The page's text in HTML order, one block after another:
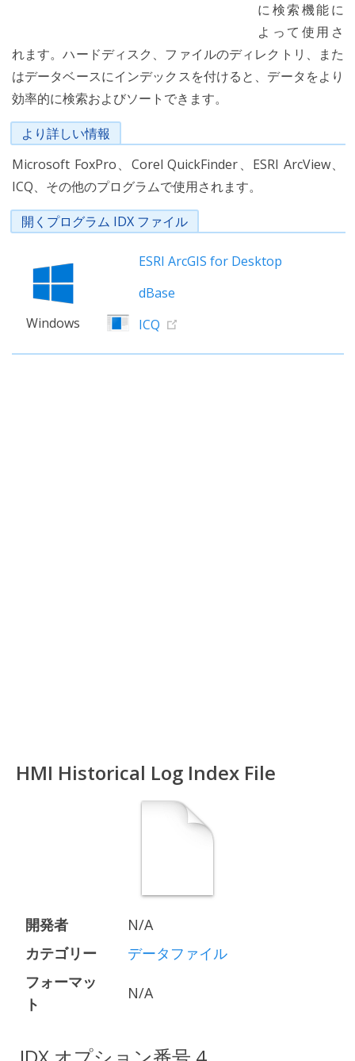
に検索機能に
よって使用さ
れます。ハードディスク、ファイルのディレクトリ、また
はデータベースにインデックスを付けると、データをより
効率的に検索およびソートできます。
より詳しい情報
Microsoft FoxPro、Corel QuickFinder、ESRI ArcView、
ICQ、その他のプログラムで使用されます。
開くプログラム IDX ファイル
Windows
ESRI ArcGIS for Desktop
dBase
ICQ
HMI Historical Log Index File
開発者
N/A
カテゴリー
データファイル
フォーマッ
ト
N/A